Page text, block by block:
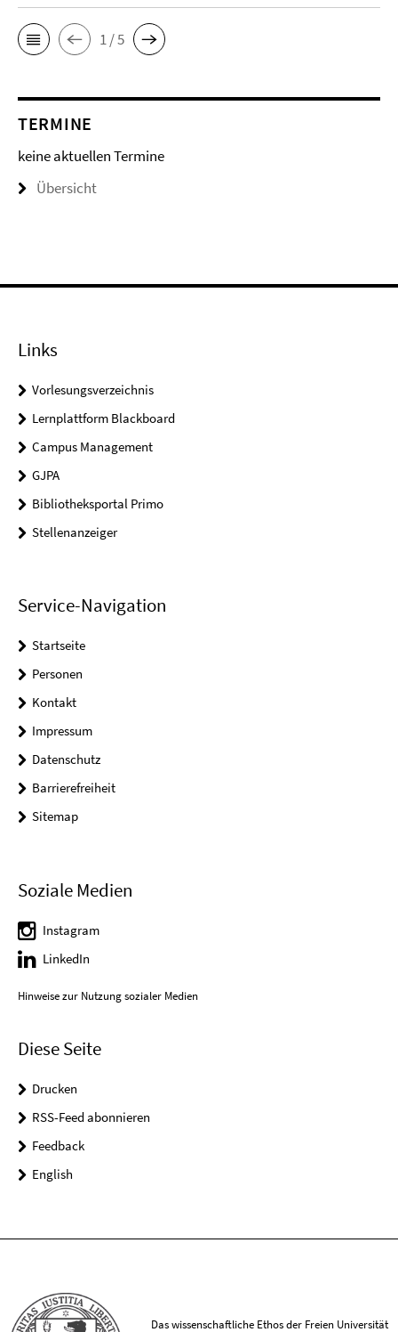
1 / 5
TERMINE
keine aktuellen Termine
Übersicht
Links
Vorlesungsverzeichnis
Lernplattform Blackboard
Campus Management
GJPA
Bibliotheksportal Primo
Stellenanzeiger
Service-Navigation
Startseite
Personen
Kontakt
Impressum
Datenschutz
Barrierefreiheit
Sitemap
Soziale Medien
Instagram
LinkedIn
Hinweise zur Nutzung sozialer Medien
Diese Seite
Drucken
RSS-Feed abonnieren
Feedback
English
Das wissenschaftliche Ethos der Freien Universität